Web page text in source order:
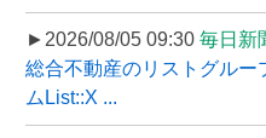
►2026/08/05 09:30 毎日新
総合不動産のリストグルー
ムList::X ...